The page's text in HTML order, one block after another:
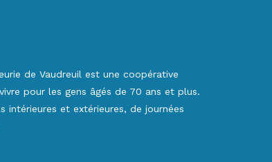
de Vaudreuil est une coopérative
pour les gens âgés de 70 ans et plus.
intérieures et extérieures, de journées